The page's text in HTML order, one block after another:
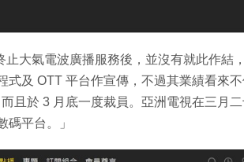
大氣電波廣播服務後，並沒有就此作結
式及 OTT 平台作宣傳，不過其業績看來
且於 3 月底一度裁員。亞洲電視在三月
平台。」